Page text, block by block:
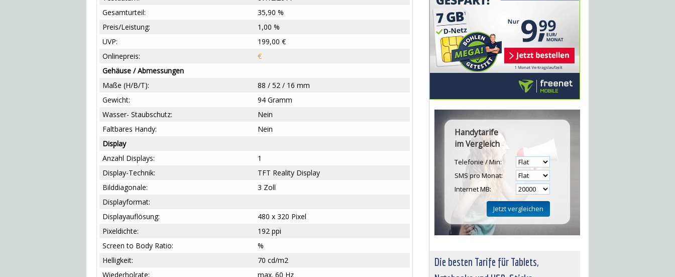
35,90 %
Gesamturteil:
1,00 %
Preis/Leistung:
199,00 €
UVP:
€
Onlinepreis:
Gehäuse / Abmessungen
88 / 52 / 16 mm
Maße (H/B/T):
94 Gramm
Gewicht:
Nein
Wasser- Staubschutz:
Nein
Faltbares Handy:
Display
1
Anzahl Displays:
TFT Reality Display
Display-Technik:
3 Zoll
Bilddiagonale:
Displayformat:
480 x 320 Pixel
Displayauflösung:
192 ppi
Pixeldichte:
%
Screen to Body Ratio:
70 cd/m2
Helligkeit:
max. 60 Hz
Wiederholrate:
Handytarife
im Vergleich
Telefonie / Min:
SMS pro Monat:
Internet MB:
Die besten Tarife für Tablets,